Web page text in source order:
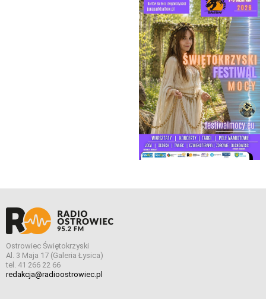
Ostrowiec Świętokrzyski
Al. 3 Maja 17 (Galeria Łysica)
tel. 41 266 22 66
redakcja@radioostrowiec.pl